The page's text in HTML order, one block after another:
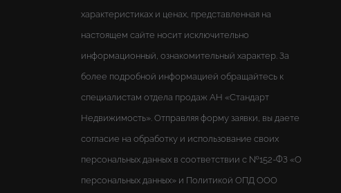
характеристиках и ценах, представленная на
настоящем сайте носит исключительно
информационный, ознакомительный характер. За
более подробной информацией обращайтесь к
специалистам отдела продаж АН «Стандарт
Недвижимость». Отправляя форму заявки, вы даете
согласие на обработку и использование своих
персональных данных в соответствии с №152-ФЗ «О
персональных данных» и Политикой ОПД ООО